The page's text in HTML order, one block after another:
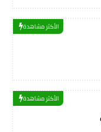
الأكثر مشاهدة
الأكثر مشاهدة